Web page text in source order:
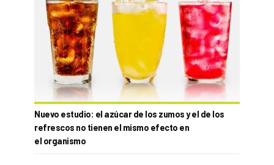
Nuevo estudio: el azúcar de los zumos y el de los
refrescos no tienen el mismo efecto en
el organismo